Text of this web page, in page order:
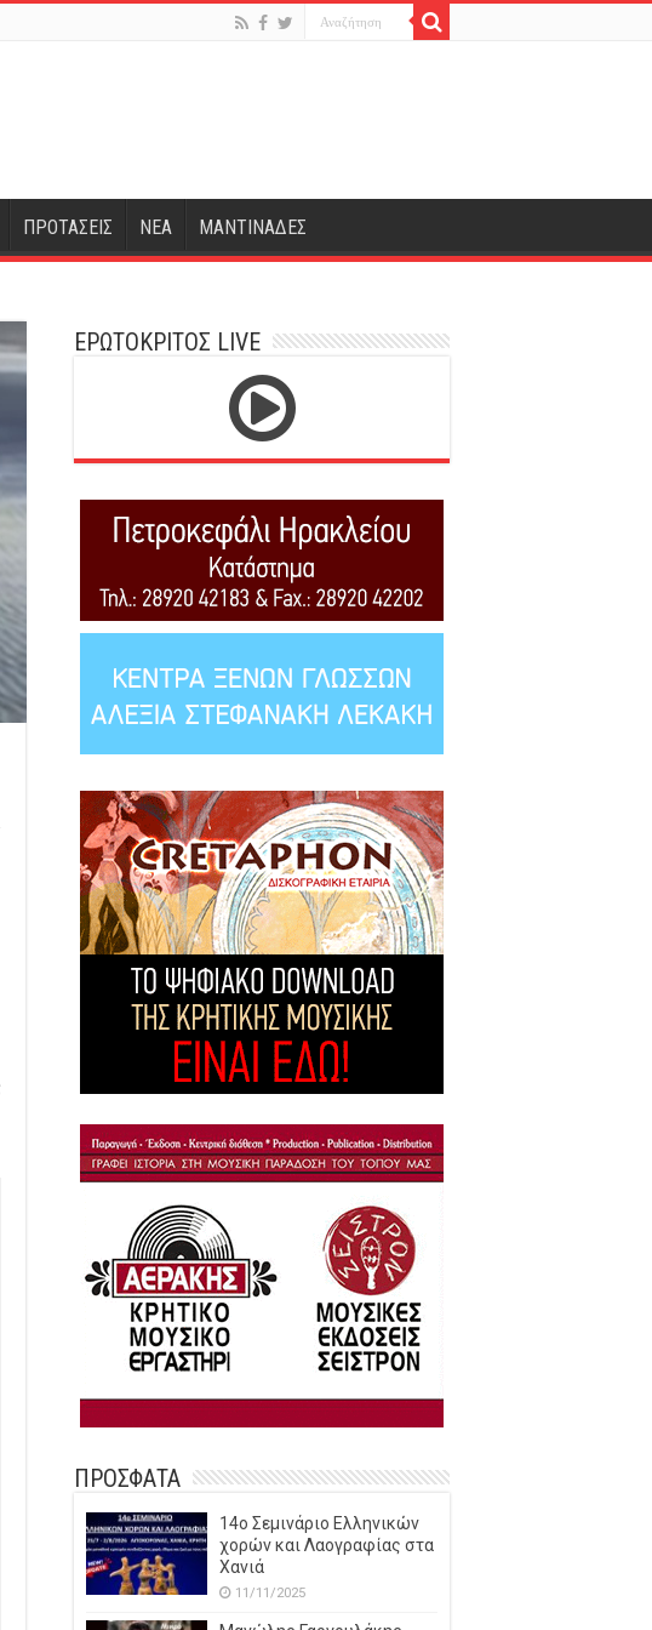
ΠΡΟΤΑΣΕΙΣ ΝΕΑ ΜΑΝΤΙΝΑΔΕΣ
ΕΡΩΤΟΚΡΙΤΟΣ LIVE
ΠΡΟΣΦΑΤΑ
14o Σεμινάριο Ελληνικών
χορών και Λαογραφίας στα
Χανιά
11/11/2025